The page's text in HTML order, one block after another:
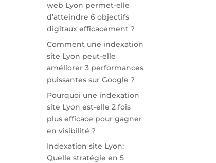
web Lyon permet-elle
d’atteindre 6 objectifs
digitaux efficacement ?
Comment une indexation
site Lyon peut-elle
améliorer 3 performances
puissantes sur Google ?
Pourquoi une indexation
site Lyon est-elle 2 fois
plus efficace pour gagner
en visibilité ?
Indexation site Lyon:
Quelle stratégie en 5